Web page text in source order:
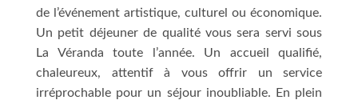
de l’événement artistique, culturel ou économique.
Un petit déjeuner de qualité vous sera servi sous
La Véranda toute l’année. Un accueil qualifié,
chaleureux, attentif à vous offrir un service
irréprochable pour un séjour inoubliable. En plein